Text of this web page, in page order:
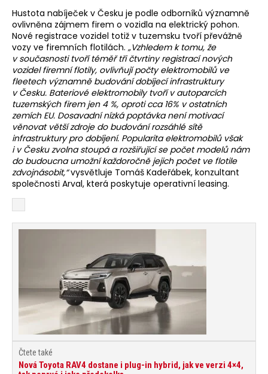
Hustota nabíječek v Česku je podle odborníků významně
ovlivněna zájmem firem o vozidla na elektrický pohon.
Nové registrace vozidel totiž v tuzemsku tvoří převážně
vozy ve firemních flotilách. „Vzhledem k tomu, že
v současnosti tvoří téměř tři čtvrtiny registrací nových
vozidel firemní flotily, ovlivňují počty elektromobilů ve
fleetech významně budování dobíjecí infrastruktury
v Česku. Bateriové elektromobily tvoří v autoparcích
tuzemských firem jen 4 %, oproti cca 16% v ostatních
zemích EU. Dosavadní nízká poptávka není motivací
věnovat větší zdroje do budování rozsáhlé sítě
infrastruktury pro dobíjení. Popularita elektromobilů však
i v Česku zvolna stoupá a rozšiřující se počet modelů nám
do budoucna umožní každoročně jejich počet ve flotile
zdvojnásobit,“vysvětluje Tomáš Kadeřábek, konzultant
společnosti Arval, která poskytuje operativní leasing.
Čtete také
Nová Toyota RAV4 dostane i plug-in hybrid, jak ve verzi 4×4,